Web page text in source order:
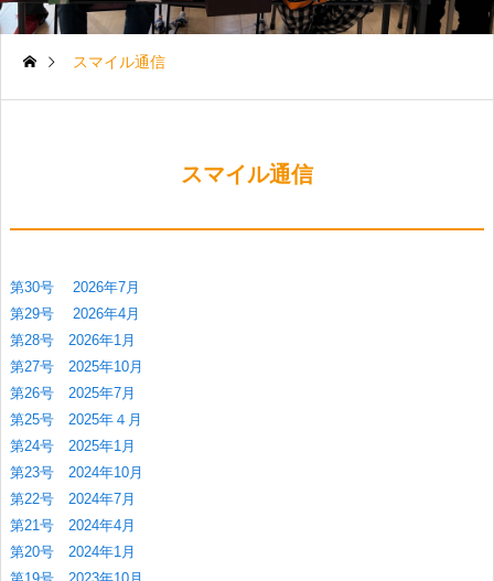
スマイル通信
スマイル通信
第30号 2026年7月
第29号 2026年4月
第28号 2026年1月
第27号 2025年10月
第26号 2025年7月
第25号 2025年４月
第24号 2025年1月
第23号 2024年10月
第22号 2024年7月
第21号 2024年4月
第20号 2024年1月